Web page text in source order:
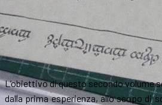
L’obiettivo di questo secondo volume
dalla prima esperienza, allo scopo di